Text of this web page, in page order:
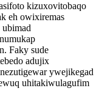
kizuxovitobaqo
eh owixiremas
Faky sude
adujix
ywejikegad
uhitakiwulagufim